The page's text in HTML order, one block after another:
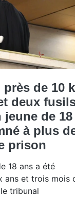
de 10
deux
de 18
à plus
prison
18 ans a été
ans et trois mois
tribunal